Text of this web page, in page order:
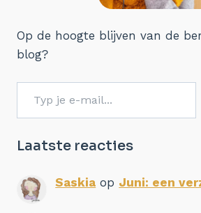
Op de hoogte blijven van de
blog?
Typ je e-mail...
Laatste reacties
Saskia op Juni: een